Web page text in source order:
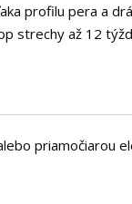
profilu pera a
strechy až 12
priamočiarou